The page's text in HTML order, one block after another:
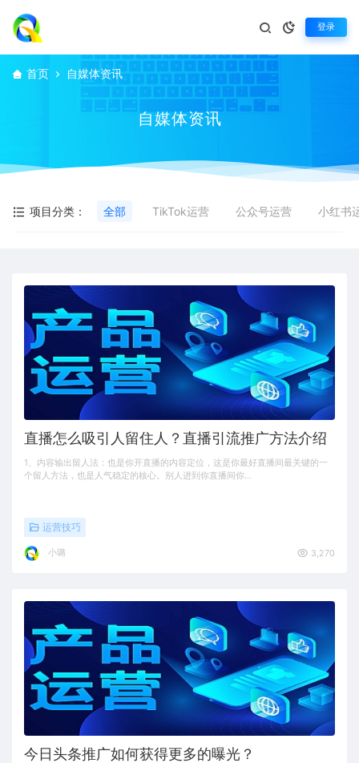
登录
首页 自媒体资讯
自媒体资讯
项目分类： 全部 TikTok运营 公众号运营 小红书
直播怎么吸引人留住人？直播引流推广方法介绍
1、内容输出留人法：也是你开直播的内容定位，这是你最好直播间最关键的一
个留人方法，也是人气稳定的核心。别人进到你直播间你…
运营技巧
小璐 3,270
今日头条推广如何获得更多的曝光？